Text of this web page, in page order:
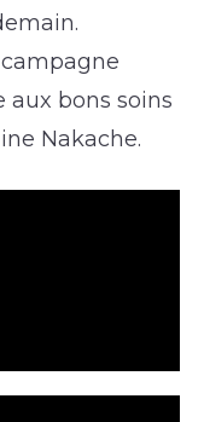
aux bons soins
Nakache.